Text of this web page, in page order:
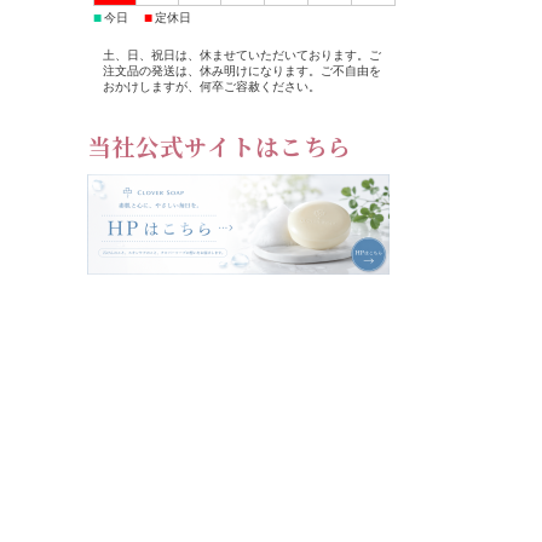
■今日 ■定休日
土、日、祝日は、休ませていただいております。ご
注文品の発送は、休み明けになります。ご不自由を
おかけしますが、何卒ご容赦ください。
当社公式サイトはこちら